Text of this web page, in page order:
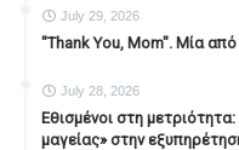
July 29, 2026
"Thank You, Mοm". Μία από
July 28, 2026
Εθισμένοι στη
μαγείας» στην